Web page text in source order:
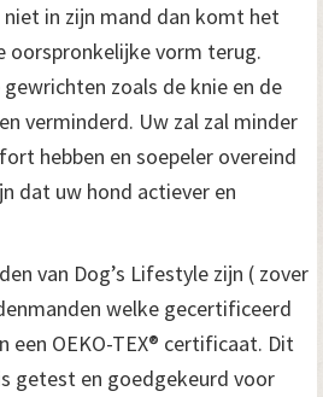
in zijn mand dan komt het
oorspronkelijke vorm terug.
zoals de knie en de
verminderd. Uw zal zal minder
hebben en soepeler overeind
dat uw hond actiever en
van Dog’s Lifestyle zijn ( zover
welke gecertificeerd
een OEKO-TEX® certificaat. Dit
getest en goedgekeurd voor